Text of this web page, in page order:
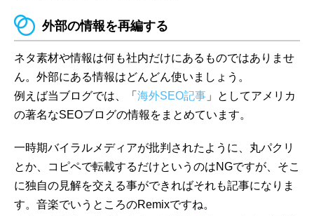
外部の情報を再編する
ネタ素材や情報は何も社内だけにあるものではありませ
ん。外部にある情報はどんどん使いましょう。
例えば当ブログでは、「 海外SEO記事 」としてアメリカ
の著名なSEOブログの情報をまとめています。
一時期バイラルメディアが批判されたように、丸パクリ
とか、コピペで転載するだけというのはNGですが、そこ
に独自の見解を交える事ができればそれも記事になりま
す。音楽でいうところのRemixですね。